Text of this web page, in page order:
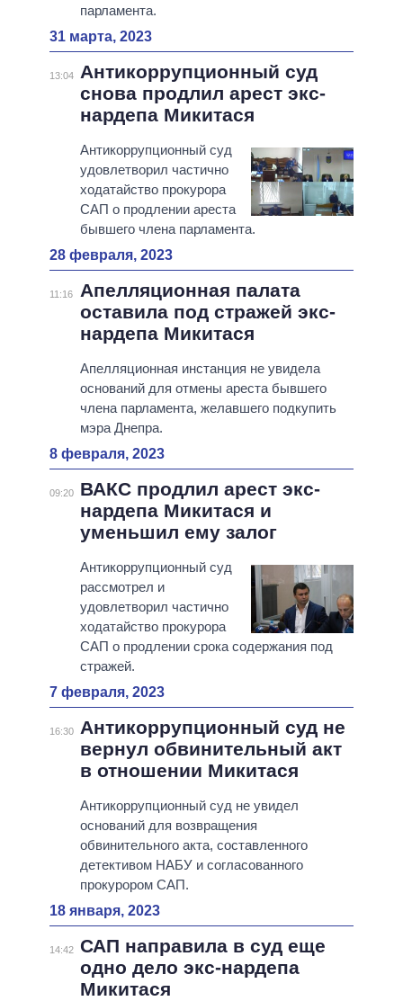
парламента.
31 марта, 2023
13:04
Антикоррупционный суд
снова продлил арест экс-
нардепа Микитася
Антикоррупционный суд
удовлетворил частично
ходатайство прокурора
САП о продлении ареста
бывшего члена парламента.
28 февраля, 2023
11:16
Апелляционная палата
оставила под стражей экс-
нардепа Микитася
Апелляционная инстанция не увидела
оснований для отмены ареста бывшего
члена парламента, желавшего подкупить
мэра Днепра.
8 февраля, 2023
09:20
ВАКС продлил арест экс-
нардепа Микитася и
уменьшил ему залог
Антикоррупционный суд
рассмотрел и
удовлетворил частично
ходатайство прокурора
САП о продлении срока содержания под
стражей.
7 февраля, 2023
16:30
Антикоррупционный суд не
вернул обвинительный акт
в отношении Микитася
Антикоррупционный суд не увидел
оснований для возвращения
обвинительного акта, составленного
детективом НАБУ и согласованного
прокурором САП.
18 января, 2023
14:42 САП направила в суд еще
одно дело экс-нардепа
Микитася